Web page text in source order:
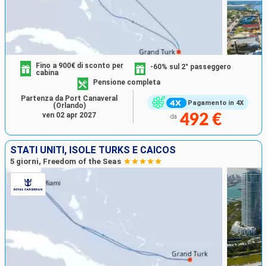
Pagamento in 4X
Fino a 900€ di sconto per
cabina
-60% sul 2° passeggero
Pensione completa
da 492 €
Partenza da Port Canaveral
(Orlando)
ven 02 apr 2027
STATI UNITI, ISOLE TURKS E CAICOS
5 giorni, Freedom of the Seas